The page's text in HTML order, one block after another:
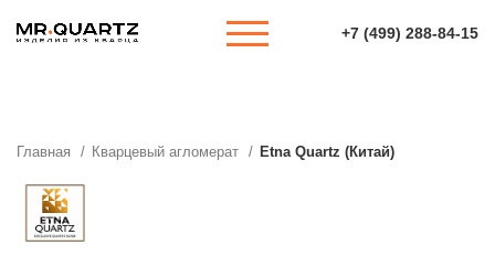
+7 (499) 288-84-15
Главная Кварцевый агломерат Etna Quartz (Китай)